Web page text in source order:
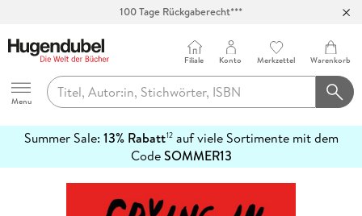
Hugendubel
Menu
Filiale Konto Merkzettel Warenkorb
Summer Sale: 13% Rabatt12auf viele Sortimente mit dem
CodeSOMMER13
erfahren